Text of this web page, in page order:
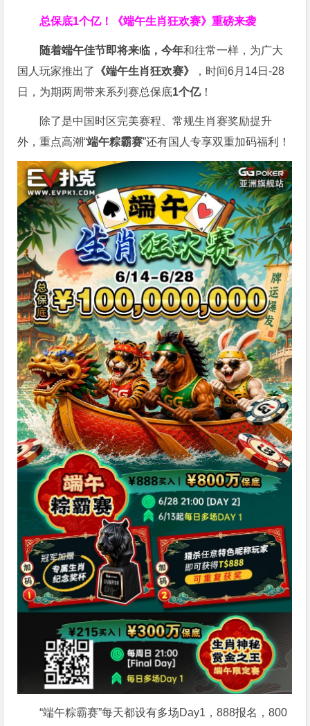
总保底1个亿！ 《端午生肖狂欢赛》重磅来袭
随着端午佳节即将来临，今年和往常一样，为广大
国人玩家推出了
《端午生肖狂欢赛》
，时间6月14日-28
日，为期两周带来系列赛总保底1个亿！
除了是中国时区完美赛程、常规生肖赛奖励提升
外，重点高潮“端午粽霸赛”还有国人专享双重加码福利！
“端午粽霸赛”每天都设有多场Day1，888报名，800